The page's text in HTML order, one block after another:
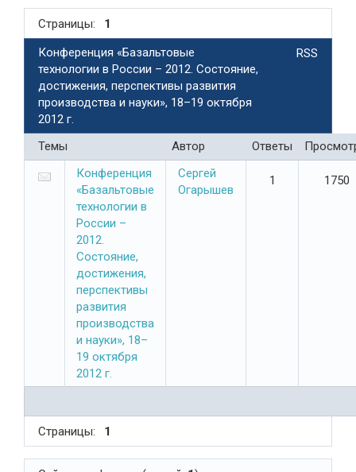
Страницы: 1
RSS
Конференция «Базальтовые
технологии в России – 2012. Состояние,
достижения, перспективы развития
производства и науки», 18–19 октября
2012 г.
Темы
Автор Ответы
Конференция
«Базальтовые
технологии в
России –
2012.
Состояние,
достижения,
перспективы
развития
производства
и науки», 18–
19 октября
2012 г.
Сергей
Огарышев
1 1750
Страницы: 1